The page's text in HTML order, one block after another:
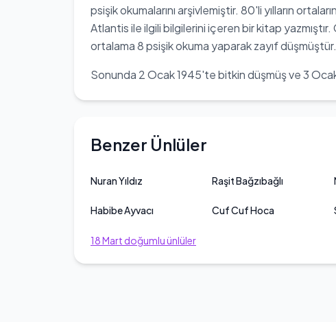
psişik okumalarını arşivlemiştir. 80'li yılların
Atlantis ile ilgili bilgilerini içeren bir kitap
ortalama 8 psişik okuma yaparak zayıf düşmüştür.
Sonunda 2 Ocak 1945'te bitkin düşmüş ve 3
Benzer Ünlüler
Nuran Yıldız Raşit Bağzıbağlı
Habibe Ayvacı Cuf Cuf Hoca
18Mart doğumlu ünlüler